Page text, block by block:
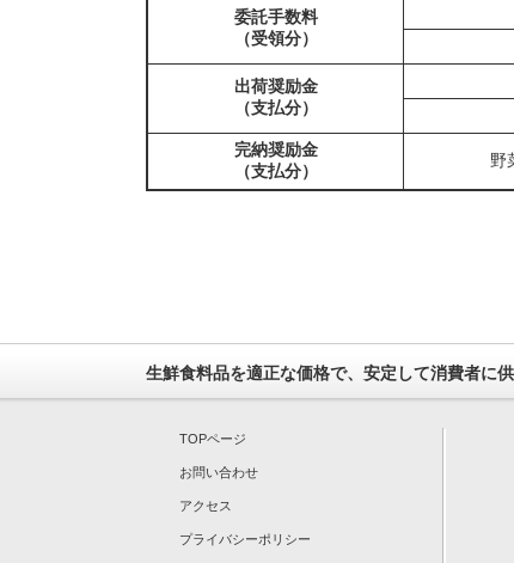
委託手数料
（受領分）
出荷奨励金
（支払分）
完納奨励金
（支払分）
野
生鮮食料品を適正な価格で、安定して消費者に
TOPページ
お問い合わせ
アクセス
プライバシーポリシー